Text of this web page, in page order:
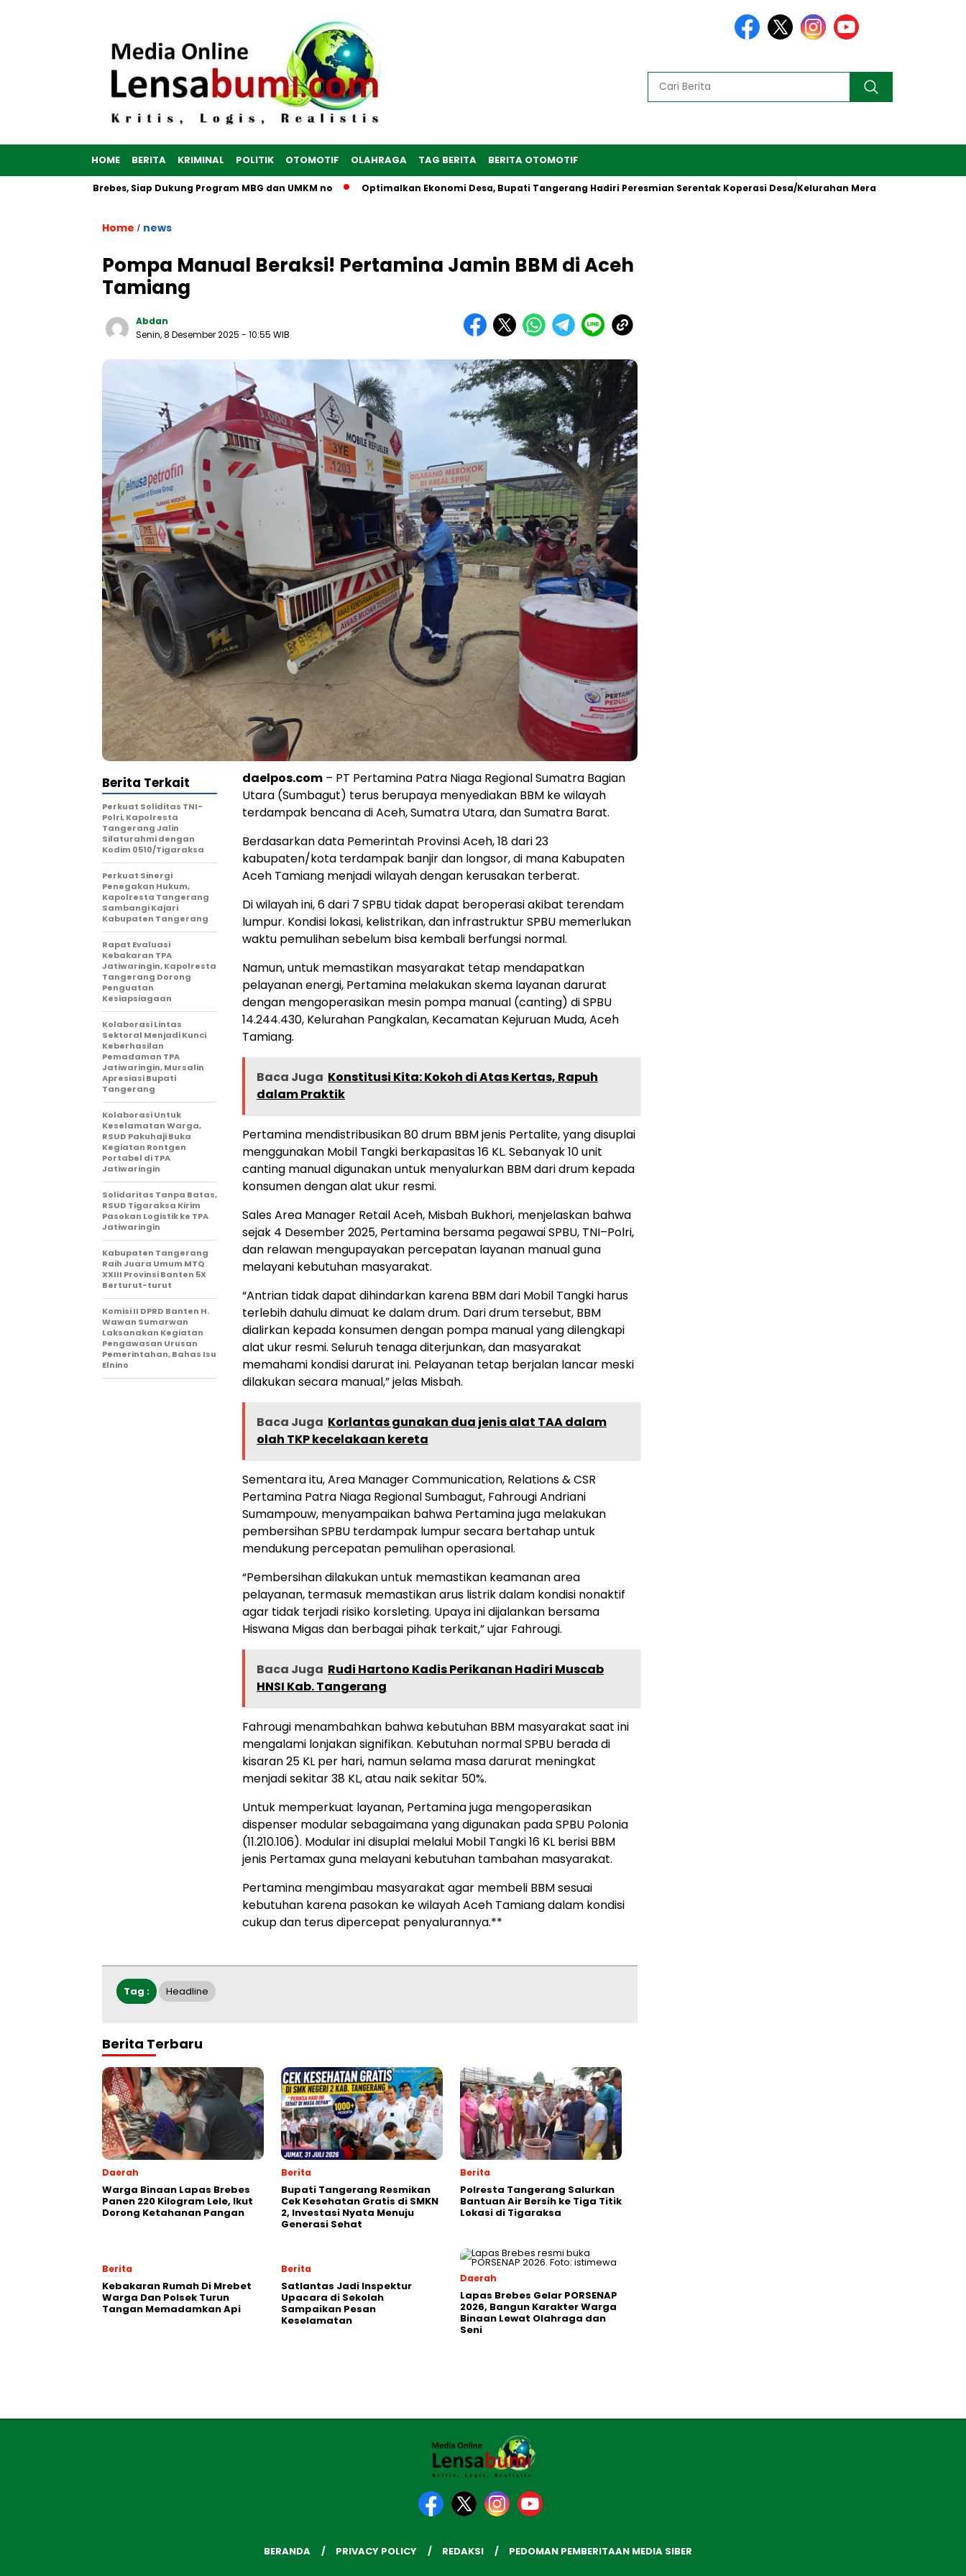
HOME BERITA KRIMINAL POLITIK OTOMOTIF OLAHRAGA TAG BERITA BERITA OTOMOTIF
di Brebes, Siap Dukung Program MBG dan UMKM no Optimalkan Ekonomi Desa, Bupati Tangerang Hadiri Peresmian Serentak Koperasi Desa/Kelurahan Merah Putih oleh Presiden RI
Home / news
Pompa Manual Beraksi! Pertamina Jamin BBM di Aceh
Tamiang
Abdan
Senin, 8 Desember 2025 - 10:55 WIB
daelpos.com – PT Pertamina Patra Niaga Regional Sumatra Bagian
Utara (Sumbagut) terus berupaya menyediakan BBM ke wilayah
terdampak bencana di Aceh, Sumatra Utara, dan Sumatra Barat.
Berdasarkan data Pemerintah Provinsi Aceh, 18 dari 23
kabupaten/kota terdampak banjir dan longsor, di mana Kabupaten
Aceh Tamiang menjadi wilayah dengan kerusakan terberat.
Di wilayah ini, 6 dari 7 SPBU tidak dapat beroperasi akibat terendam
lumpur. Kondisi lokasi, kelistrikan, dan infrastruktur SPBU memerlukan
waktu pemulihan sebelum bisa kembali berfungsi normal.
Namun, untuk memastikan masyarakat tetap mendapatkan
pelayanan energi, Pertamina melakukan skema layanan darurat
dengan mengoperasikan mesin pompa manual (canting) di SPBU
14.244.430, Kelurahan Pangkalan, Kecamatan Kejuruan Muda, Aceh
Tamiang.
Baca Juga Konstitusi Kita: Kokoh di Atas Kertas, Rapuh
dalam Praktik
Pertamina mendistribusikan 80 drum BBM jenis Pertalite, yang disuplai
menggunakan Mobil Tangki berkapasitas 16 KL. Sebanyak 10 unit
canting manual digunakan untuk menyalurkan BBM dari drum kepada
konsumen dengan alat ukur resmi.
Sales Area Manager Retail Aceh, Misbah Bukhori, menjelaskan bahwa
sejak 4 Desember 2025, Pertamina bersama pegawai SPBU, TNI–Polri,
dan relawan mengupayakan percepatan layanan manual guna
melayani kebutuhan masyarakat.
“Antrian tidak dapat dihindarkan karena BBM dari Mobil Tangki harus
terlebih dahulu dimuat ke dalam drum. Dari drum tersebut, BBM
dialirkan kepada konsumen dengan pompa manual yang dilengkapi
alat ukur resmi. Seluruh tenaga diterjunkan, dan masyarakat
memahami kondisi darurat ini. Pelayanan tetap berjalan lancar meski
dilakukan secara manual,” jelas Misbah.
Baca Juga Korlantas gunakan dua jenis alat TAA dalam
olah TKP kecelakaan kereta
Sementara itu, Area Manager Communication, Relations & CSR
Pertamina Patra Niaga Regional Sumbagut, Fahrougi Andriani
Sumampouw, menyampaikan bahwa Pertamina juga melakukan
pembersihan SPBU terdampak lumpur secara bertahap untuk
mendukung percepatan pemulihan operasional.
“Pembersihan dilakukan untuk memastikan keamanan area
pelayanan, termasuk memastikan arus listrik dalam kondisi nonaktif
agar tidak terjadi risiko korsleting. Upaya ini dijalankan bersama
Hiswana Migas dan berbagai pihak terkait,” ujar Fahrougi.
Baca Juga Rudi Hartono Kadis Perikanan Hadiri Muscab
HNSI Kab. Tangerang
Fahrougi menambahkan bahwa kebutuhan BBM masyarakat saat ini
mengalami lonjakan signifikan. Kebutuhan normal SPBU berada di
kisaran 25 KL per hari, namun selama masa darurat meningkat
menjadi sekitar 38 KL, atau naik sekitar 50%.
Untuk memperkuat layanan, Pertamina juga mengoperasikan
dispenser modular sebagaimana yang digunakan pada SPBU Polonia
(11.210.106). Modular ini disuplai melalui Mobil Tangki 16 KL berisi BBM
jenis Pertamax guna melayani kebutuhan tambahan masyarakat.
Pertamina mengimbau masyarakat agar membeli BBM sesuai
kebutuhan karena pasokan ke wilayah Aceh Tamiang dalam kondisi
cukup dan terus dipercepat penyalurannya.**
Berita Terkait
Perkuat Soliditas TNI-
Polri, Kapolresta
Tangerang Jalin
Silaturahmi dengan
Kodim 0510/Tigaraksa
Perkuat Sinergi
Penegakan Hukum,
Kapolresta Tangerang
Sambangi Kajari
Kabupaten Tangerang
Rapat Evaluasi
Kebakaran TPA
Jatiwaringin, Kapolresta
Tangerang Dorong
Penguatan
Kesiapsiagaan
Kolaborasi Lintas
Sektoral Menjadi Kunci
Keberhasilan
Pemadaman TPA
Jatiwaringin, Mursalin
Apresiasi Bupati
Tangerang
Kolaborasi Untuk
Keselamatan Warga,
RSUD Pakuhaji Buka
Kegiatan Rontgen
Portabel di TPA
Jatiwaringin
Solidaritas Tanpa Batas,
RSUD Tigaraksa Kirim
Pasokan Logistik ke TPA
Jatiwaringin
Kabupaten Tangerang
Raih Juara Umum MTQ
XXIII Provinsi Banten 5X
Berturut-turut
Komisi II DPRD Banten H.
Wawan Sumarwan
Laksanakan Kegiatan
Pengawasan Urusan
Pemerintahan, Bahas Isu
Elnino
Tag : Headline
Berita Terbaru
Daerah
Warga Binaan Lapas Brebes
Panen 220 Kilogram Lele, Ikut
Dorong Ketahanan Pangan
Berita
‎Bupati Tangerang Resmikan
Cek Kesehatan Gratis di SMKN
2, Investasi Nyata Menuju
Generasi Sehat
Berita
Polresta Tangerang Salurkan
Bantuan Air Bersih ke Tiga Titik
Lokasi di Tigaraksa
Berita
Kebakaran Rumah Di Mrebet
Warga Dan Polsek Turun
Tangan Memadamkan Api
Berita
Satlantas Jadi Inspektur
Upacara di Sekolah
Sampaikan Pesan
Keselamatan
Daerah
Lapas Brebes Gelar PORSENAP
2026, Bangun Karakter Warga
Binaan Lewat Olahraga dan
Seni
BERANDA PRIVACY POLICY REDAKSI PEDOMAN PEMBERITAAN MEDIA SIBER